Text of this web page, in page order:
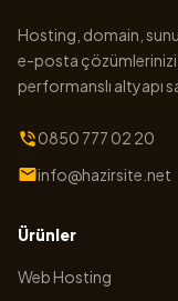
Hosting, domain,
e-posta çözümlerinizi
performanslı altyapı
0850 777 02 20
info@hazirsite.net
Ürünler
Web Hosting